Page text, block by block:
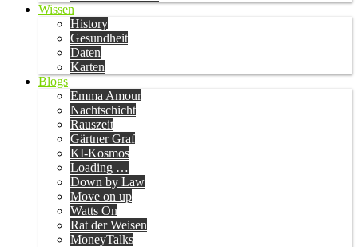
Wissen
History
Gesundheit
Daten
Karten
Blogs
Emma Amour
Nachtschicht
Rauszeit
Gärtner Graf
KI-Kosmos
Loading …
Down by Law
Move on up
Watts On
Rat der Weisen
MoneyTalks